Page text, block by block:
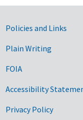
Policies and Links
Plain Writing
FOIA
Accessibility
Privacy Policy